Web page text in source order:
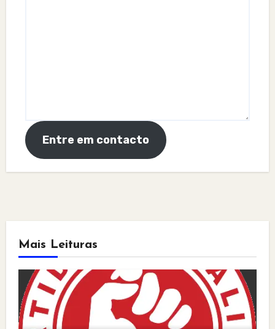
Entre em contacto
Mais Leituras